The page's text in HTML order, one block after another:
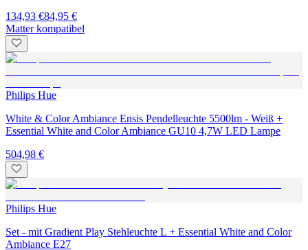
134,93 €84,95 €
Matter kompatibel
Philips Hue
White & Color Ambiance Ensis Pendelleuchte 5500lm - Weiß +
Essential White and Color Ambiance GU10 4,7W LED Lampe
504,98 €
Philips Hue
Set - mit Gradient Play Stehleuchte L + Essential White and Color
Ambiance E27